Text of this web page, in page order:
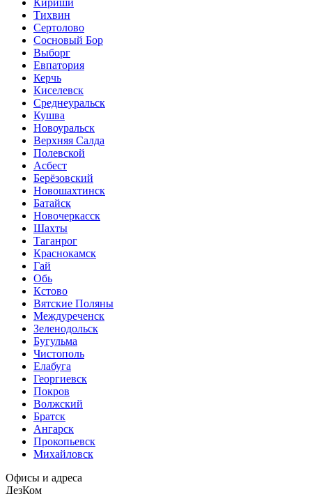
Тихвин
Сертолово
Сосновый Бор
Выборг
Евпатория
Керчь
Киселевск
Среднеуральск
Кушва
Новоуральск
Верхняя Салда
Полевской
Асбест
Берёзовский
Новошахтинск
Батайск
Новочеркасск
Шахты
Таганрог
Краснокамск
Гай
Обь
Кстово
Вятские Поляны
Междуреченск
Зеленодольск
Бугульма
Чистополь
Елабуга
Георгиевск
Покров
Волжский
Братск
Ангарск
Прокопьевск
Михайловск
Офисы и адреса
ДезКом